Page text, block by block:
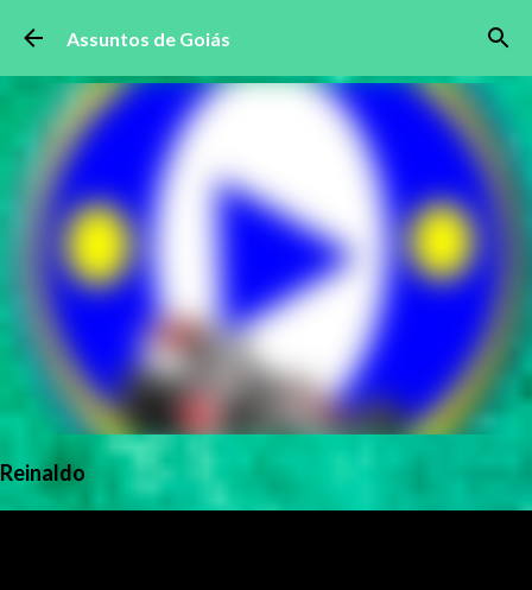
Pular para o conteúdo principal
Assuntos de Goiás
Reinaldo